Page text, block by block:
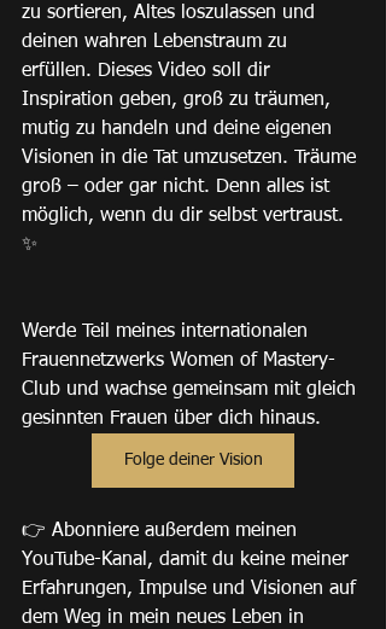
zu sortieren, Altes loszulassen und
deinen wahren Lebenstraum zu
erfüllen. Dieses Video soll dir
Inspiration geben, groß zu träumen,
mutig zu handeln und deine eigenen
Visionen in die Tat umzusetzen. Träume
groß – oder gar nicht. Denn alles ist
möglich, wenn du dir selbst vertraust.
✨
Werde Teil meines internationalen
Frauennetzwerks Women of Mastery-
Club und wachse gemeinsam mit gleich
gesinnten Frauen über dich hinaus.
Folge deiner Vision
👉 Abonniere außerdem meinen
YouTube-Kanal, damit du keine meiner
Erfahrungen, Impulse und Visionen auf
dem Weg in mein neues Leben in